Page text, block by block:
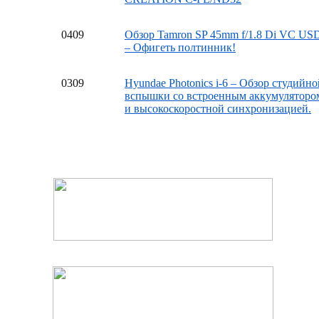
0409
Обзор Tamron SP 45mm f/1.8 Di VC
– Офигеть полтинник!
0309
Hyundae Photonics i-6 – Обзор
вспышки со встроенным
и высокоскоростной синхронизацией.